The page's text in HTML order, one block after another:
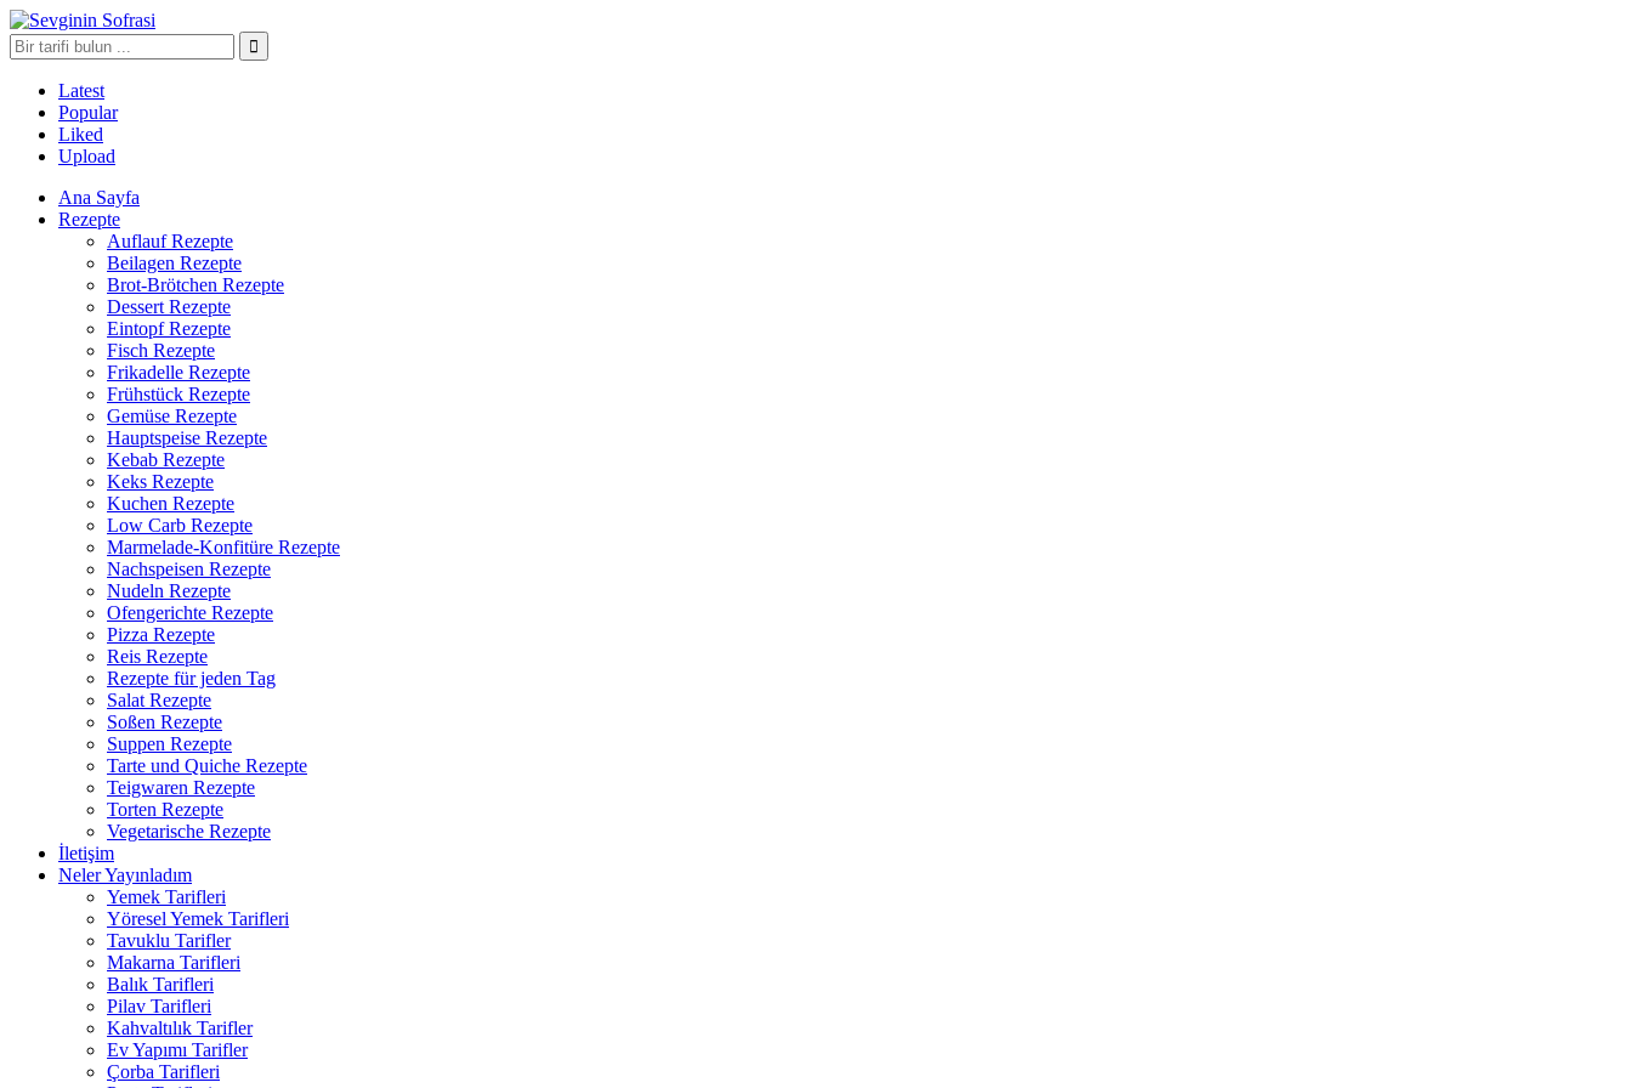
Latest
Popular
Liked
Upload
Ana Sayfa
Rezepte
Auflauf Rezepte
Beilagen Rezepte
Brot-Brötchen Rezepte
Dessert Rezepte
Eintopf Rezepte
Fisch Rezepte
Frikadelle Rezepte
Frühstück Rezepte
Gemüse Rezepte
Hauptspeise Rezepte
Kebab Rezepte
Keks Rezepte
Kuchen Rezepte
Low Carb Rezepte
Marmelade-Konfitüre Rezepte
Nachspeisen Rezepte
Nudeln Rezepte
Ofengerichte Rezepte
Pizza Rezepte
Reis Rezepte
Rezepte für jeden Tag
Salat Rezepte
Soßen Rezepte
Suppen Rezepte
Tarte und Quiche Rezepte
Teigwaren Rezepte
Torten Rezepte
Vegetarische Rezepte
İletişim
Neler Yayınladım
Yemek Tarifleri
Yöresel Yemek Tarifleri
Tavuklu Tarifler
Makarna Tarifleri
Balık Tarifleri
Pilav Tarifleri
Kahvaltılık Tarifler
Ev Yapımı Tarifler
Çorba Tarifleri